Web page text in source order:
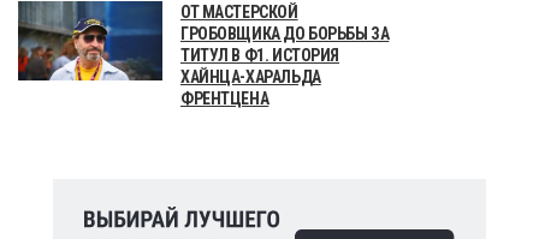
ОТ МАСТЕРСКОЙ
ГРОБОВЩИКА ДО БОРЬБЫ ЗА
ТИТУЛ В Ф1. ИСТОРИЯ
ХАЙНЦА-ХАРАЛЬДА
ФРЕНТЦЕНА